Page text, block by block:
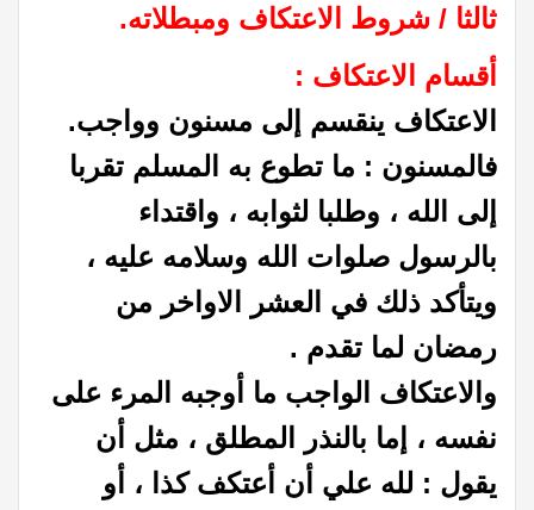
ثالثا / شروط الاعتكاف ومبطلاته.
أقسام الاعتكاف :
الاعتكاف ينقسم إلى مسنون وواجب.
فالمسنون : ما تطوع به المسلم تقربا
إلى الله ، وطلبا لثوابه ، واقتداء
بالرسول صلوات الله وسلامه عليه ،
ويتأكد ذلك في العشر الاواخر من
رمضان لما تقدم .
والاعتكاف الواجب ما أوجبه المرء على
نفسه ، إما بالنذر المطلق ، مثل أن
يقول : لله علي أن أعتكف كذا ، أو